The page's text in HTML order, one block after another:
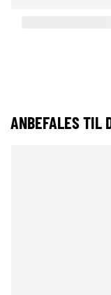
ANBEFALES TIL